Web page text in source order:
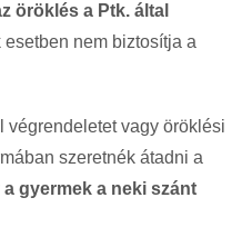
öröklés a Ptk. által
esetben nem biztosítja a
végrendeletet vagy öröklési
szeretnék átadni a
gyermek a neki szánt